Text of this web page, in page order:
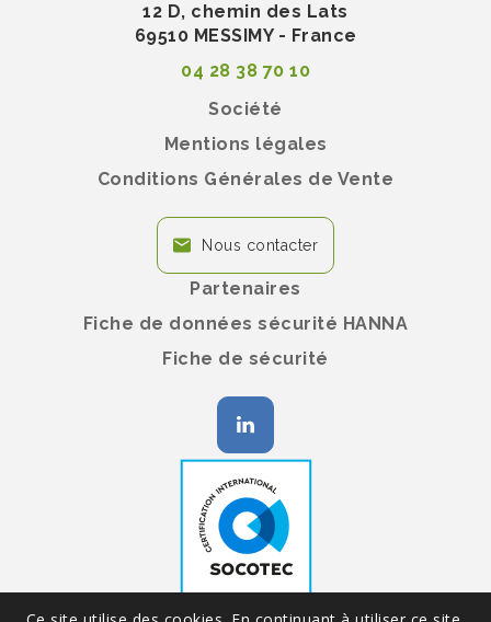
12 D, chemin des Lats
69510 MESSIMY - France
04 28 38 70 10
Société
Mentions légales
Conditions Générales de Vente
Nous contacter
Partenaires
Fiche de données sécurité HANNA
Fiche de sécurité